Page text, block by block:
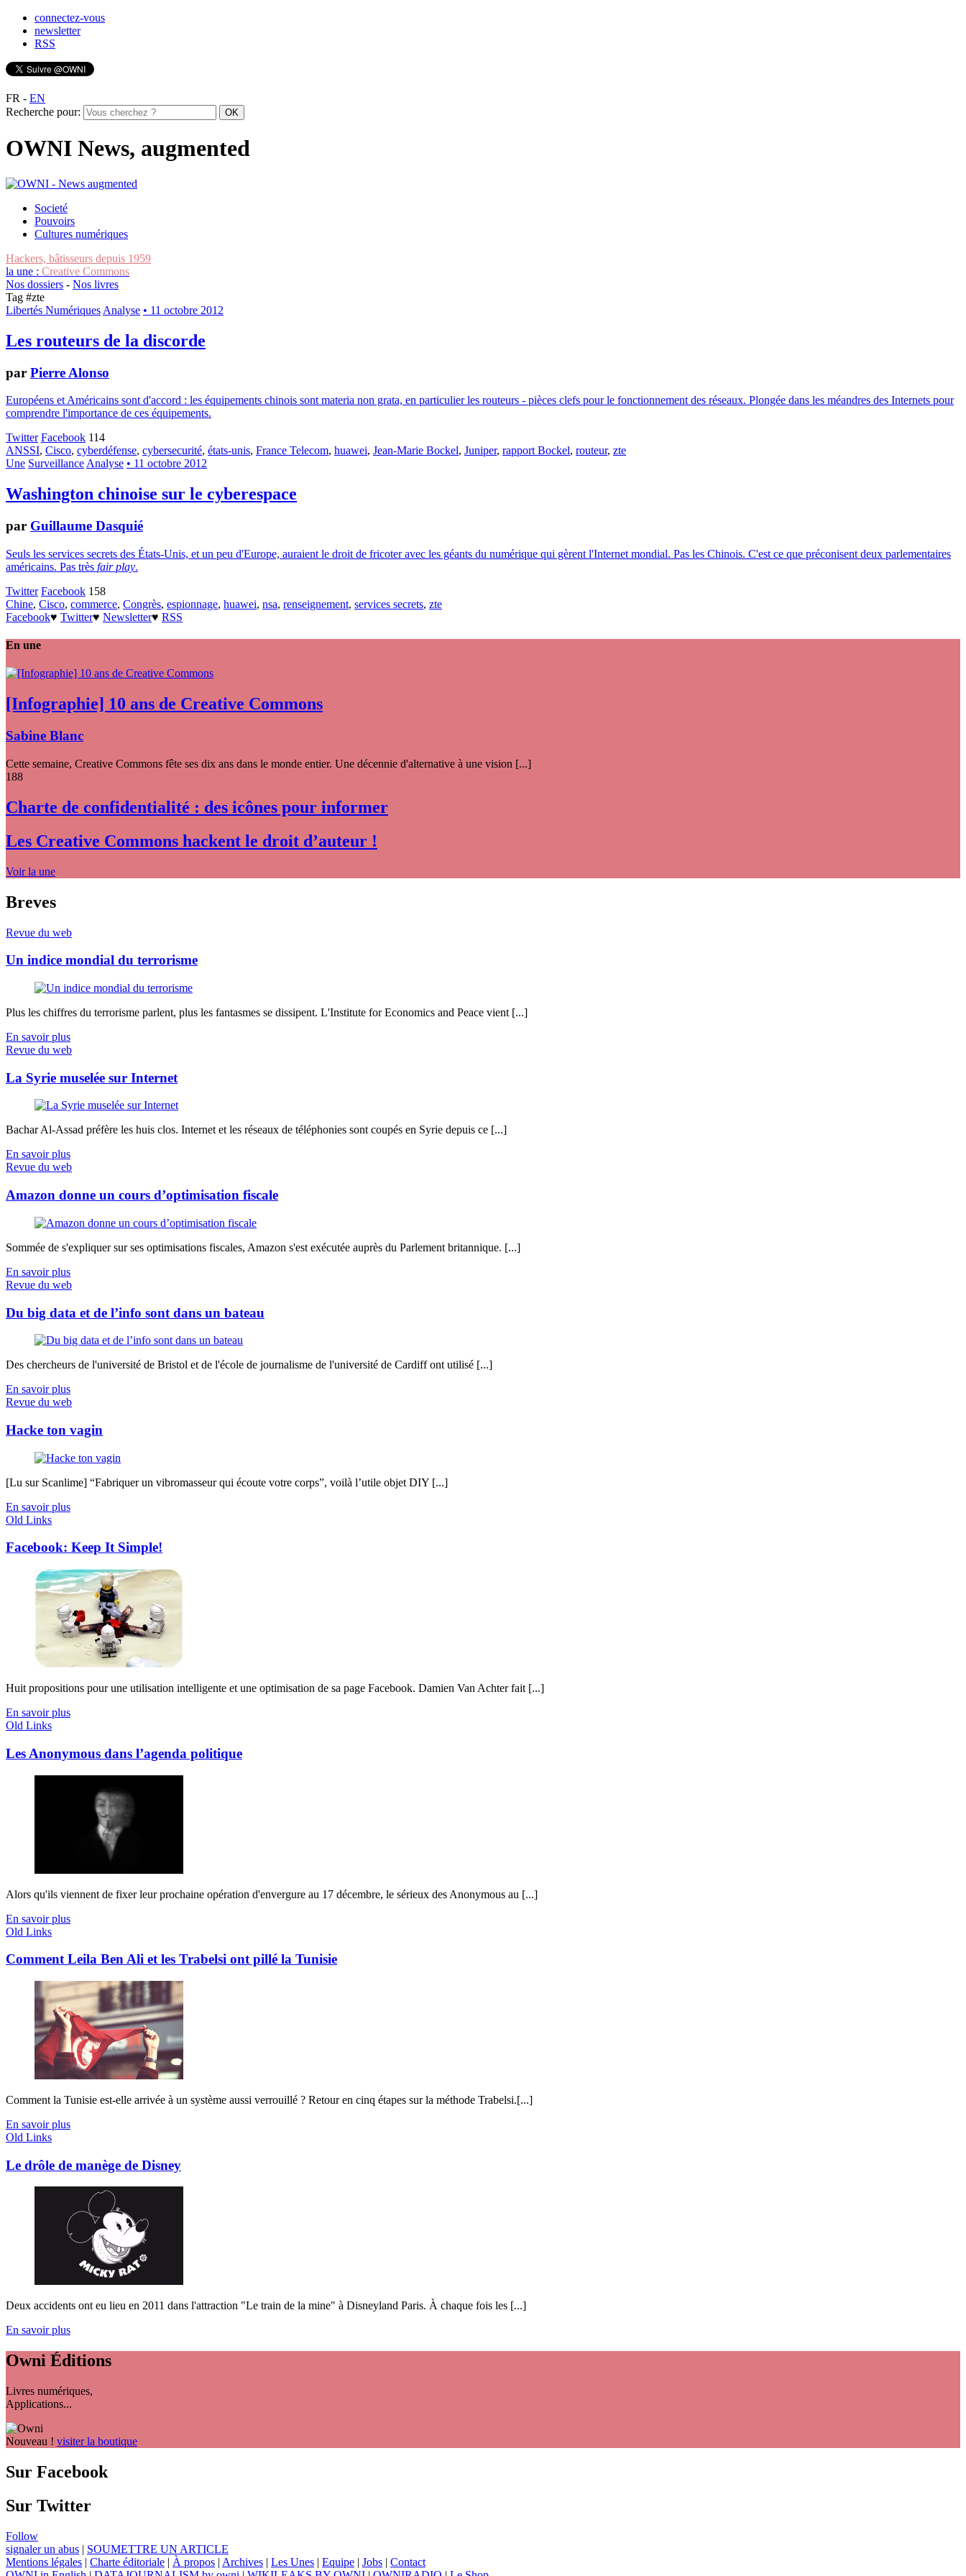
connectez-vous
newsletter
RSS
FR - EN
Recherche pour:
OWNI News, augmented
Societé
Pouvoirs
Cultures numériques
Hackers, bâtisseurs depuis 1959
la une : Creative Commons
Nos dossiers - Nos livres
Tag #zte
Libertés Numériques Analyse • 11 octobre 2012
Les routeurs de la discorde
par Pierre Alonso
Européens et Américains sont d'accord : les équipements chinois sont materia non grata, en particulier les routeurs - pièces clefs pour le fonctionnement des réseaux. Plongée dans les méandres des Internets pour
comprendre l'importance de ces équipements.
Twitter Facebook 114
ANSSI, Cisco, cyberdéfense, cybersecurité, états-unis, France Telecom, huawei, Jean-Marie Bockel, Juniper, rapport Bockel, routeur, zte
Une SurveillanceAnalyse • 11 octobre 2012
Washington chinoise sur le cyberespace
par Guillaume Dasquié
Seuls les services secrets des États-Unis, et un peu d'Europe, auraient le droit de fricoter avec les géants du numérique qui gèrent l'Internet mondial. Pas les Chinois. C'est ce que préconisent deux parlementaires
américains. Pas très fair play.
Twitter Facebook 158
Chine, Cisco, commerce, Congrès, espionnage, huawei, nsa, renseignement, services secrets, zte
Facebook♥ Twitter♥ Newsletter♥ RSS
En une
[Infographie] 10 ans de Creative Commons
Sabine Blanc
Cette semaine, Creative Commons fête ses dix ans dans le monde entier. Une décennie d'alternative à une vision [...]
188
Charte de confidentialité : des icônes pour informer
Les Creative Commons hackent le droit d’auteur !
Voir la une
Breves
Revue du web
Un indice mondial du terrorisme
Plus les chiffres du terrorisme parlent, plus les fantasmes se dissipent. L'Institute for Economics and Peace vient [...]
En savoir plus
Revue du web
La Syrie muselée sur Internet
Bachar Al-Assad préfère les huis clos. Internet et les réseaux de téléphonies sont coupés en Syrie depuis ce [...]
En savoir plus
Revue du web
Amazon donne un cours d’optimisation fiscale
Sommée de s'expliquer sur ses optimisations fiscales, Amazon s'est exécutée auprès du Parlement britannique. [...]
En savoir plus
Revue du web
Du big data et de l’info sont dans un bateau
Des chercheurs de l'université de Bristol et de l'école de journalisme de l'université de Cardiff ont utilisé [...]
En savoir plus
Revue du web
Hacke ton vagin
[Lu sur Scanlime] “Fabriquer un vibromasseur qui écoute votre corps”, voilà l’utile objet DIY [...]
En savoir plus
Old Links
Facebook: Keep It Simple!
Huit propositions pour une utilisation intelligente et une optimisation de sa page Facebook. Damien Van Achter fait [...]
En savoir plus
Old Links
Les Anonymous dans l’agenda politique
Alors qu'ils viennent de fixer leur prochaine opération d'envergure au 17 décembre, le sérieux des Anonymous au [...]
En savoir plus
Old Links
Comment Leila Ben Ali et les Trabelsi ont pillé la Tunisie
Comment la Tunisie est-elle arrivée à un système aussi verrouillé ? Retour en cinq étapes sur la méthode Trabelsi.[...]
En savoir plus
Old Links
Le drôle de manège de Disney
Deux accidents ont eu lieu en 2011 dans l'attraction "Le train de la mine" à Disneyland Paris. À chaque fois les [...]
En savoir plus
Owni Éditions
Livres numériques,
Applications...
Nouveau ! visiter la boutique
Sur Facebook
Sur Twitter
Follow
signaler un abus | SOUMETTRE UN ARTICLE
Mentions légales | Charte éditoriale | À propos | Archives | Les Unes | Equipe | Jobs | Contact